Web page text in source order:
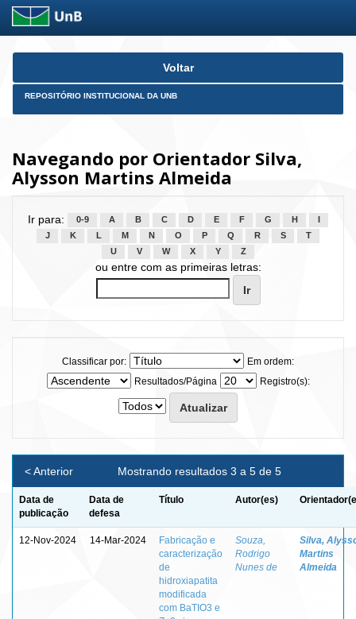
Skip
Voltar
REPOSITÓRIO INSTITUCIONAL DA UNB
Navegando por Orientador Silva,
Alysson Martins Almeida
Ir para: 0-9 A B C D E F G H
J
K L M N O P Q R S
T
U
V W X Y Z
ou entre com as primeiras letras:
Classificar por:
Em ordem:
Resultados/Página
Registro(s):
Mostrando resultados 3 a 5 de 5
< Anterior
Data de
publicação
Data de
defesa
Título Autor(es)
12-Nov-2024 14-Mar-2024
Fabricação e
caracterização
de
hidroxiapatita
modificada
com BaTIO3 e
Souza,
Rodrigo
Nunes de
Silva,
Martins
Almeida